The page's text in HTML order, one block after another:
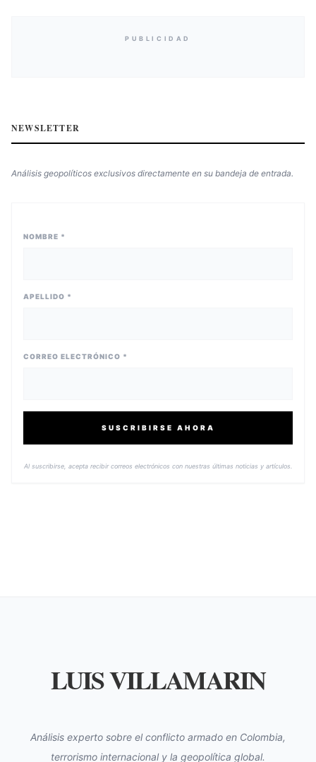
PUBLICIDAD
NEWSLETTER
Análisis geopolíticos exclusivos directamente en su bandeja de entrada.
NOMBRE *
APELLIDO *
CORREO ELECTRÓNICO *
SUSCRIBIRSE AHORA
Al suscribirse, acepta recibir correos electrónicos con nuestras últimas noticias y artículos.
LUIS VILLAMARIN
Análisis experto sobre el conflicto armado en Colombia,
terrorismo internacional y la geopolítica global.